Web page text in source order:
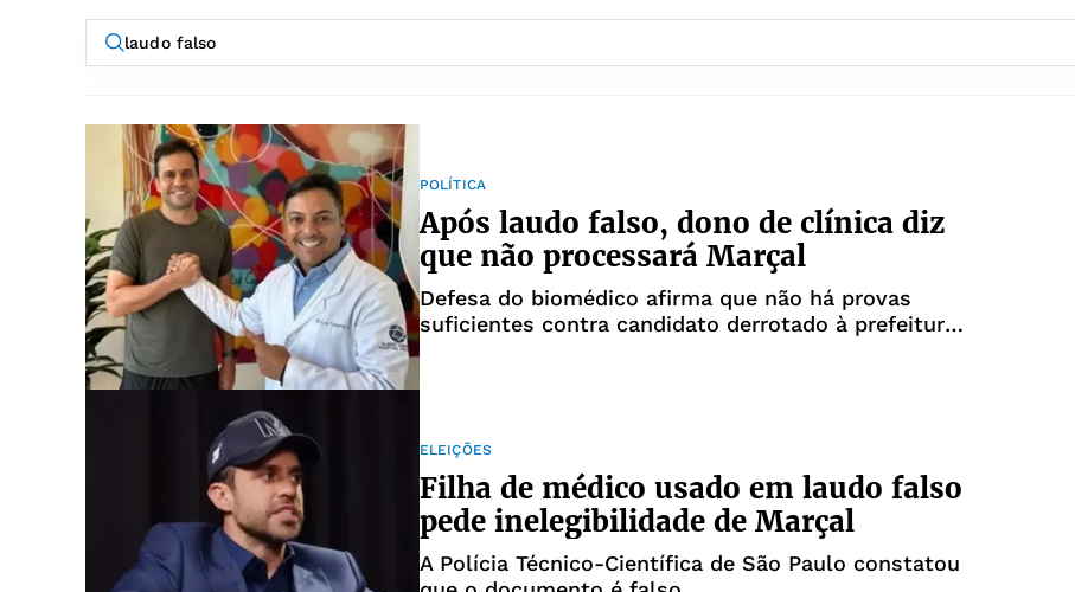
POLÍTICA
Após laudo falso, dono de clínica diz
que não processará Marçal
Defesa do biomédico afirma que não há provas
suficientes contra candidato derrotado à prefeitura
ELEIÇÕES
Filha de médico usado em laudo falso
pede inelegibilidade de Marçal
A Polícia Técnico-Científica de São Paulo constatou